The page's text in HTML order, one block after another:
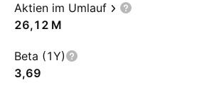
Aktien im Umlauf
‪26,12 M‬
Beta (1Y)
3,69